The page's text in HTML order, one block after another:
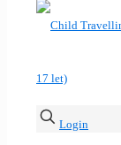
Login